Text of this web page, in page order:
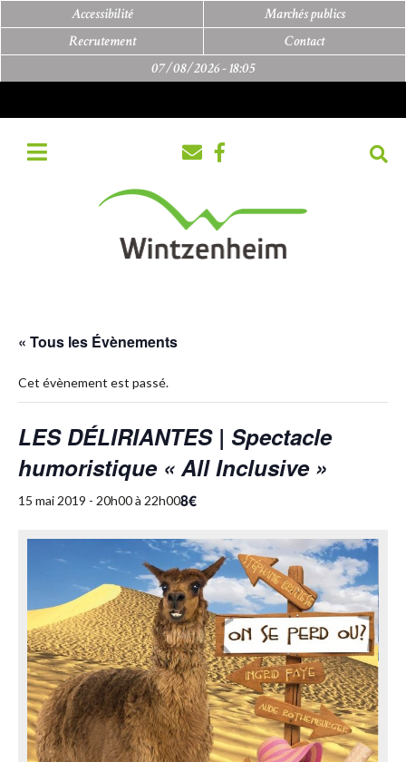
Accessibilité
Marchés publics
Recrutement
Contact
07/08/2026 -18:05
« Tous les Évènements
Cet évènement est passé.
LES DÉLIRIANTES | Spectacle
humoristique « All Inclusive »
15 mai 2019 - 20h00à 22h008€